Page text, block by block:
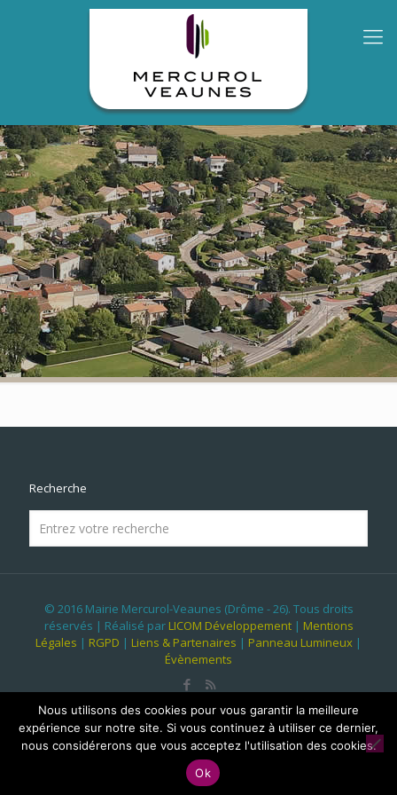
Recherche
© 2016 Mairie Mercurol-Veaunes (Drôme - 26). Tous droits
réservés | Réalisé par LICOM Développement| Mentions
Légales | RGPD | Liens & Partenaires | Panneau Lumineux |
Évènements
Nous utilisons des cookies pour vous garantir la meilleure
expérience sur notre site. Si vous continuez à utiliser ce dernier,
nous considérerons que vous acceptez l'utilisation des cookies.
Ok